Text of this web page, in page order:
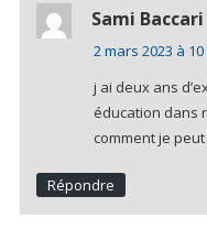
Sami Baccari
2 mars 2023 à
j ai deux ans
éducation dans
comment je
Répondre